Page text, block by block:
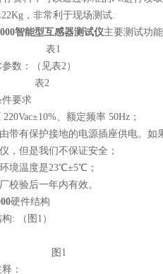
，非常利于现场测试.
智能型互感器测试仪主要测试功
1
数：（见表2）
2
件要求
、额定频率 50Hz；
带有保护接地的电源插座供电。
，但是我们不保证安全；
境温度是23℃±5℃；
校验后一年内有效。
硬件结构
: （图1）
1
：